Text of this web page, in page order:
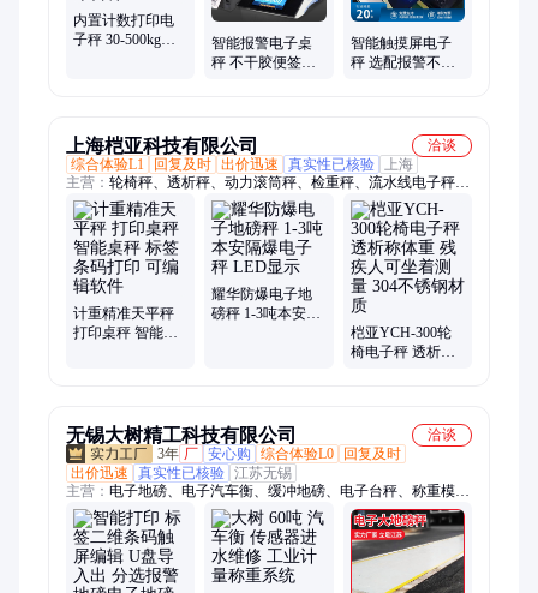
内置计数打印电
子秤 30-500kg不
智能报警电子桌
秤 不干胶便签条
智能触摸屏电子
秤 选配报警不干
上海桤亚科技有限公司
洽谈
综合体验L1
回复及时 出价迅速 真实性已核验
上海
主营： 轮椅秤、透析秤、动力滚筒秤、检重秤、流水线电子秤、
灌装秤、防爆电子秤、地磅秤、移动电子秤、抓斗秤、自动称重
机、称重模块
计重精准天平秤
打印桌秤 智能桌
耀华防爆电子地
磅秤 1-3吨本安隔
桤亚YCH-300轮
椅电子秤 透析称
无锡大树精工科技有限公司
洽谈
3年 厂 安心购 综合体验L0
回复及时
出价迅速
真实性已核验 江苏无锡
主营： 电子地磅、电子汽车衡、缓冲地磅、电子台秤、称重模
块、称重变送器、智慧称重系统、无人值守称重系统、系统称重
软件、称重仪表、称重传感器